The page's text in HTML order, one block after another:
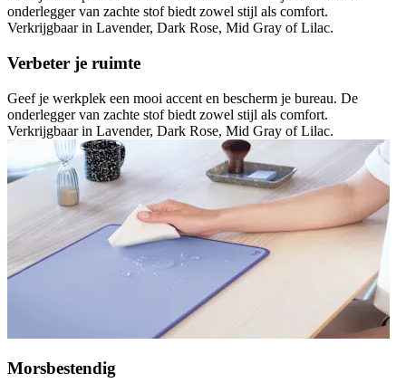
onderlegger van zachte stof biedt zowel stijl als comfort.
Verkrijgbaar in Lavender, Dark Rose, Mid Gray of Lilac.
Verbeter je ruimte
Geef je werkplek een mooi accent en bescherm je bureau. De
onderlegger van zachte stof biedt zowel stijl als comfort.
Verkrijgbaar in Lavender, Dark Rose, Mid Gray of Lilac.
Morsbestendig